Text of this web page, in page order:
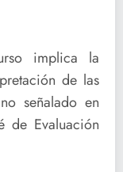
implica la
de las
señalado en
de Evaluación